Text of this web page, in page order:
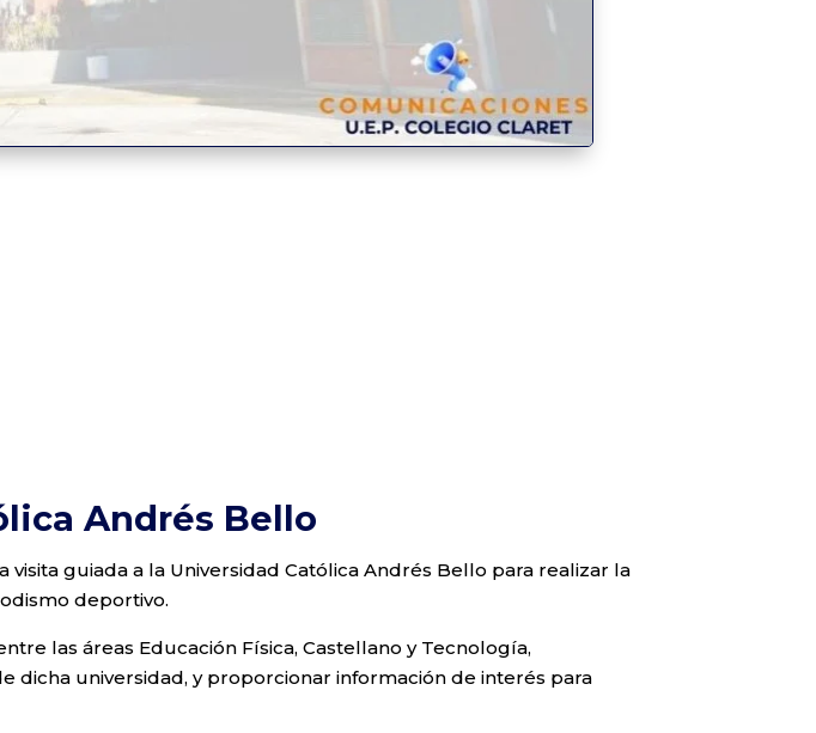
Andrés Bello
guiada a la Universidad Católica Andrés Bello para realizar la
deportivo.
las áreas Educación Física, Castellano y Tecnología,
dicha universidad, y proporcionar información de interés para